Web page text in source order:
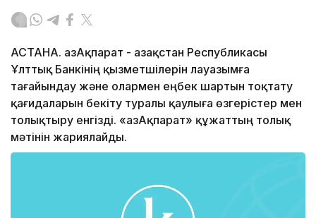
АСТАНА. ҚазАқпарат - Қазақстан Республикасы
Ұлттық Банкінің қызметшілерін лауазымға
тағайындау және олармен еңбек шартын тоқтату
қағидаларын бекіту туралы қаулыға өзгерістер мен
толықтыру енгізді. «ҚазАқпарат» құжаттың толық
мәтінін жариялайды.